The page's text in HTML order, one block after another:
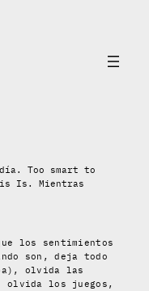
Too smart to
Is. Mientras
los sentimientos
son, deja todo
olvida las
olvida los juegos,